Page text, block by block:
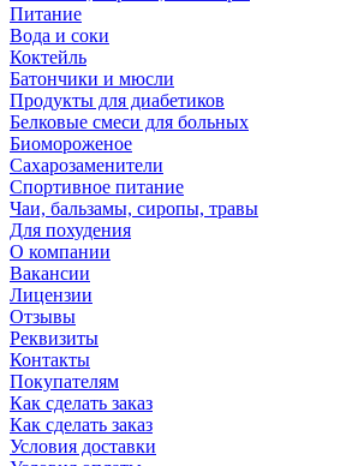
Питание
Вода и соки
Коктейль
Батончики и мюсли
Продукты для диабетиков
Белковые смеси для больных
Биомороженое
Сахарозаменители
Спортивное питание
Чаи, бальзамы, сиропы, травы
Для похудения
О компании
Вакансии
Лицензии
Отзывы
Реквизиты
Контакты
Покупателям
Как сделать заказ
Как сделать заказ
Условия доставки